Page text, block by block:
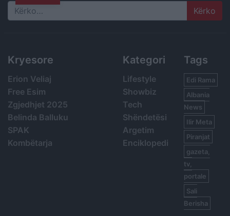
Search
Kryesore
Erion Veliaj
Free Esim
Zgjedhjet 2025
Belinda Balluku
SPAK
Kombëtarja
Kategori
Lifestyle
Showbiz
Tech
Shëndetësi
Argetim
Enciklopedi
Tags
Edi Rama
Albania
News
Ilir Meta
Piranjat
gazeta,
tv,
portale
Sali
Berisha